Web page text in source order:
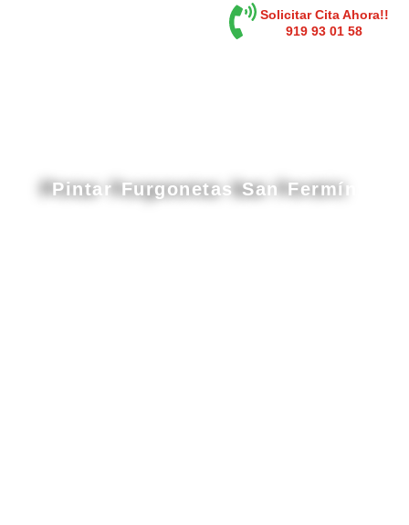
Solicitar Cita Ahora!!
919 93 01 58
Pintar Furgonetas San Fermín